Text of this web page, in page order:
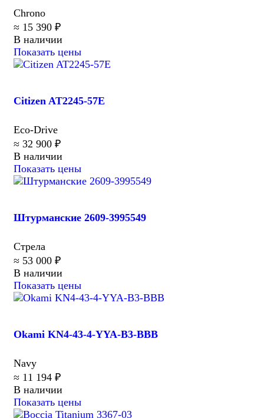
Chrono
≈ 15 390 ₽
В наличии
Показать цены
Citizen AT2245-57E
Eco-Drive
≈ 32 900 ₽
В наличии
Показать цены
Штурманские 2609-3995549
Стрела
≈ 53 000 ₽
В наличии
Показать цены
Okami KN4-43-4-YYA-B3-BBB
Navy
≈ 11 194 ₽
В наличии
Показать цены